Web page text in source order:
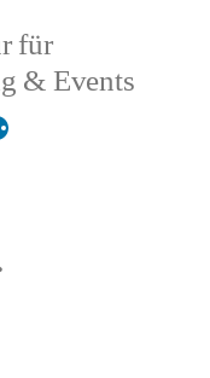
für
& Events